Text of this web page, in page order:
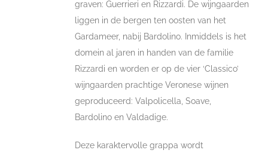
graven: Guerrieri en Rizzardi. De wijngaarden
liggen in de bergen ten oosten van het
Gardameer, nabij Bardolino. Inmiddels is het
domein al jaren in handen van de familie
Rizzardi en worden er op de vier ‘Classico’
wijngaarden prachtige Veronese wijnen
geproduceerd: Valpolicella, Soave,
Bardolino en Valdadige.
Deze karaktervolle grappa wordt